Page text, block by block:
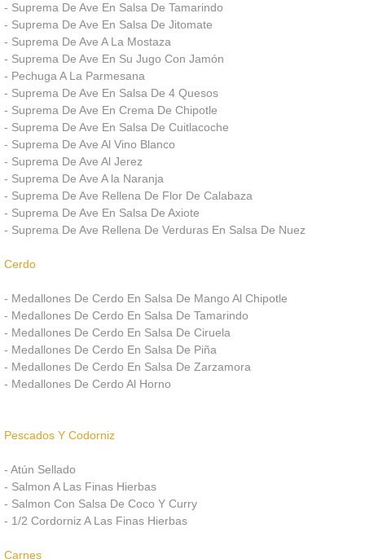
Salas Vintage
Mesas Periqueras
Carpas
Lonas
Tarimas / Templetes
Manteleria
Sombrillas
Fundas Para Silla Tiffany
Otros Productos
Banquetes
nuestro menu
Bocadillos
- Suprema De Ave En Salsa De Tamarindo
- Suprema De Ave En Salsa De Jitomate
- Suprema De Ave A La Mostaza
- Suprema De Ave En Su Jugo Con Jamón
- Pechuga A La Parmesana
- Suprema De Ave En Salsa De 4 Quesos
- Suprema De Ave En Crema De Chipotle
- Suprema De Ave En Salsa De Cuitlacoche
- Suprema De Ave Al Vino Blanco
- Suprema De Ave Al Jerez
- Suprema De Ave A la Naranja
- Suprema De Ave Rellena De Flor De Calabaza
- Suprema De Ave En Salsa De Axiote
- Suprema De Ave Rellena De Verduras En Salsa De Nuez
Cerdo
- Medallones De Cerdo En Salsa De Mango Al Chipotle
- Medallones De Cerdo En Salsa De Tamarindo
- Medallones De Cerdo En Salsa De Ciruela
- Medallones De Cerdo En Salsa De Piña
- Medallones De Cerdo En Salsa De Zarzamora
- Medallones De Cerdo Al Horno
Pescados Y Codorniz
- Atún Sellado
- Salmon A Las Finas Hierbas
- Salmon Con Salsa De Coco Y Curry
- 1/2 Cordorniz A Las Finas Hierbas
Carnes